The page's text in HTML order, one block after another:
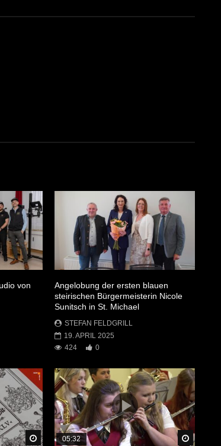
von
Angelobung der ersten blauen
steirischen Bürgermeisterin Nicole
Sunitsch in St. Michael
STEFAN FELDGRILL
19. APRIL 2025
424
0
Später Ansehen Später
05:32